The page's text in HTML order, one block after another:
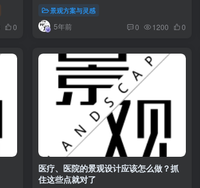
0
景观方案与灵感
5年前 0 1200 0
医疗、医院的景观设计应该怎么做？抓
住这些点就对了